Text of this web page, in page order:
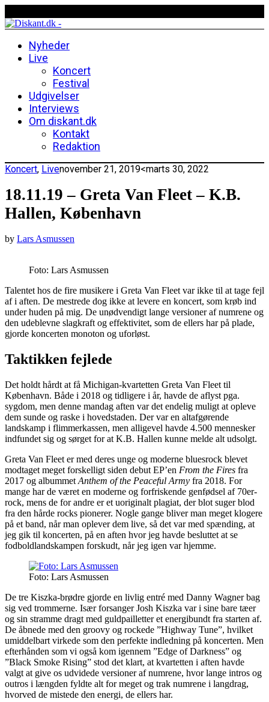
Nyheder
Live
Koncert
Festival
Udgivelser
Interviews
Om diskant.dk
Kontakt
Redaktion
Koncert, Livenovember 21, 2019<marts 30, 2022
18.11.19 – Greta Van Fleet – K.B.
Hallen, København
by Lars Asmussen
Foto: Lars Asmussen
Talentet hos de fire musikere i Greta Van Fleet var ikke til at tage fejl
af i aften. De mestrede dog ikke at levere en koncert, som krøb ind
under huden på mig. De unødvendigt lange versioner af numrene og
den udeblevne slagkraft og effektivitet, som de ellers har på plade,
gjorde koncerten monoton og uforløst.
Taktikken fejlede
Det holdt hårdt at få Michigan-kvartetten Greta Van Fleet til
København. Både i 2018 og tidligere i år, havde de aflyst pga.
sygdom, men denne mandag aften var det endelig muligt at opleve
dem sunde og raske i hovedstaden. Der var en altafgørende
landskamp i flimmerkassen, men alligevel havde 4.500 mennesker
indfundet sig og sørget for at K.B. Hallen kunne melde alt udsolgt.
Greta Van Fleet er med deres unge og moderne bluesrock blevet
modtaget meget forskelligt siden debut EP’en From the Fires fra
2017 og albummet Anthem of the Peaceful Army fra 2018. For
mange har de været en moderne og forfriskende genfødsel af 70er-
rock, mens de for andre er et uoriginalt plagiat, der blot suger blod
fra den hårde rocks pionerer. Nogle gange bliver man meget klogere
på et band, når man oplever dem live, så det var med spænding, at
jeg gik til koncerten, på en aften hvor jeg havde besluttet at se
fodboldlandskampen forskudt, når jeg igen var hjemme.
Foto: Lars Asmussen
De tre Kiszka-brødre gjorde en livlig entré med Danny Wagner bag
sig ved trommerne. Især forsanger Josh Kiszka var i sine bare tæer
og sin stramme dragt med guldpailletter et energibundt fra starten af.
De åbnede med den groovy og rockede ”Highway Tune”, hvilket
umiddelbart virkede som den perfekte indledning på koncerten. Men
efterhånden som vi også kom igennem ”Edge of Darkness” og
”Black Smoke Rising” stod det klart, at kvartetten i aften havde
valgt at give os udvidede versioner af numrene, hvor lange intros og
outros i længden fyldte alt for meget og trak numrene i langdrag,
hvorved de mistede den energi, de ellers har.